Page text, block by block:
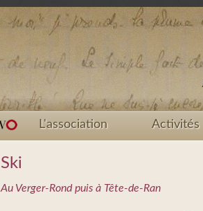
L'association Activités
Ski
Au Verger-Rond puis à Tête-de-Ran